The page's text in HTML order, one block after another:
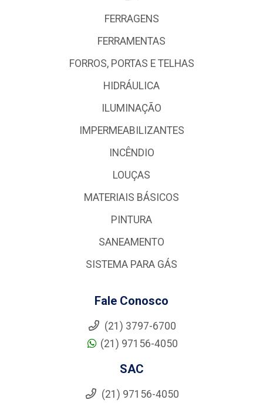
FERRAGENS
FERRAMENTAS
FORROS, PORTAS E TELHAS
HIDRÁULICA
ILUMINAÇÃO
IMPERMEABILIZANTES
INCÊNDIO
LOUÇAS
MATERIAIS BÁSICOS
PINTURA
SANEAMENTO
SISTEMA PARA GÁS
Fale Conosco
(21) 3797-6700
(21) 97156-4050
SAC
(21) 97156-4050